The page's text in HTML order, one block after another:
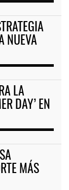
NUEVA
LA
DAY’ EN
MÁS